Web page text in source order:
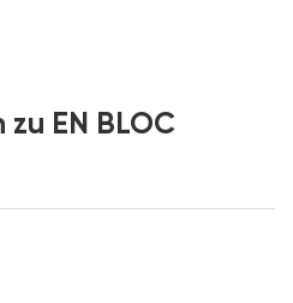
EN BLOC